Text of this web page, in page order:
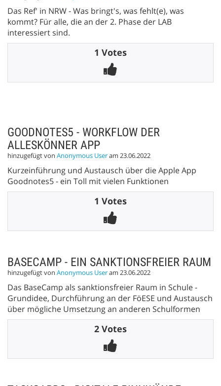
Das Ref' in NRW - Was bringt's, was fehlt(e), was
kommt? Für alle, die an der 2. Phase der LAB
interessiert sind.
1 Votes
GOODNOTES5 - WORKFLOW DER
ALLESKÖNNER APP
hinzugefügt von Anonymous Useram 23.06.2022
Kurzeinführung und Austausch über die Apple App
Goodnotes5 - ein Toll mit vielen Funktionen
1 Votes
BASECAMP - EIN SANKTIONSFREIER RAUM
hinzugefügt von Anonymous Useram 23.06.2022
Das BaseCamp als sanktionsfreier Raum in Schule -
Grundidee, Durchführung an der FöESE und Austausch
über mögliche Umsetzung an anderen Schulformen
2 Votes